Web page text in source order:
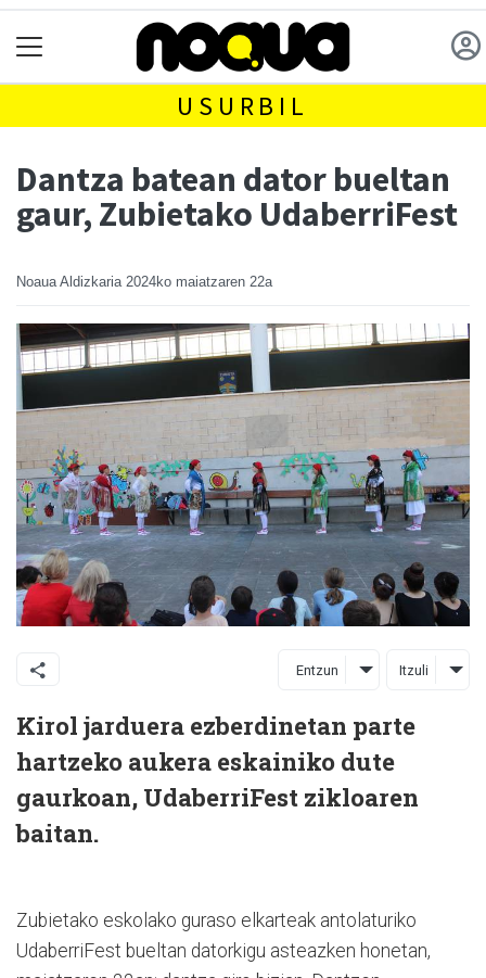
USURBIL
Dantza batean dator bueltan
gaur, Zubietako UdaberriFest
Noaua Aldizkaria 2024ko maiatzaren 22a
Entzun Itzuli
Kirol jarduera ezberdinetan parte
hartzeko aukera eskainiko dute
gaurkoan, UdaberriFest zikloaren
baitan.
Zubietako eskolako guraso elkarteak antolaturiko
UdaberriFest bueltan datorkigu asteazken honetan,